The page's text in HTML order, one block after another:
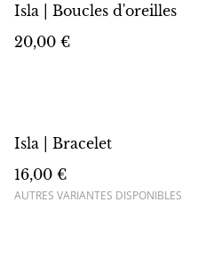
Isla | Boucles d'oreilles
20,00 €
Isla | Bracelet
16,00 €
AUTRES VARIANTES DISPONIBLES